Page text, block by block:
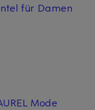
für Damen
Mode